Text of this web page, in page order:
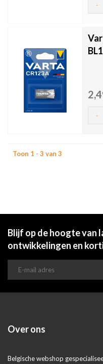
-
BL1
-
Toon 1 - 3 van 3
Blijf op de hoogte van
ontwikkelingen en
Over ons
Belgische webshop